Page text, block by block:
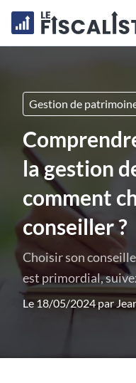
Gestion de
la gestion
comment
conseiller ?
Choisir son
est primordial,
Le 18/05/2024 par